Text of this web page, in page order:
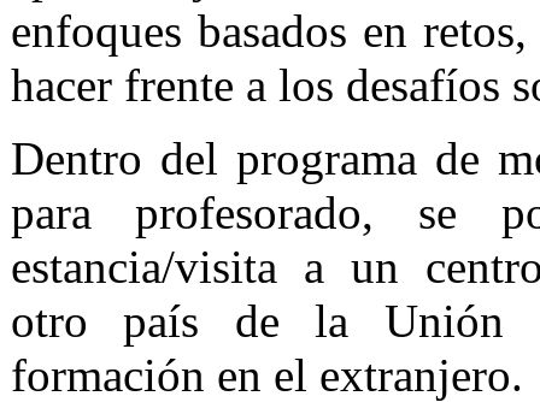
enfoques basados en
hacer frente a los desafíos
Dentro del programa de
para profesorado, se
estancia/visita a un
otro país de la Unión
formación en el extranjero.